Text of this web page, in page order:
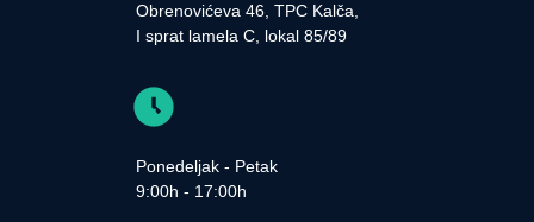
Obrenovićeva 46, TPC Kalča,
I sprat lamela C, lokal 85/89
Ponedeljak - Petak
9:00h - 17:00h